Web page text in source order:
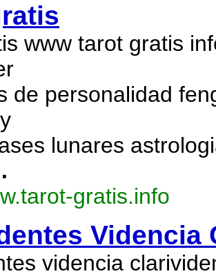
www tarot gratis
de personalidad
lunares
gratis.info
Videncia
videncia